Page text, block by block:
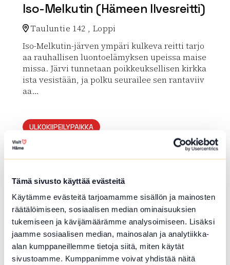
Tämä sivusto käyttää evästeitä
Käytämme evästeitä tarjoamamme sisällön ja mainosten
räätälöimiseen, sosiaalisen median ominaisuuksien
tukemiseen ja kävijämäärämme analysoimiseen. Lisäksi
jaamme sosiaalisen median, mainosalan ja analytiikka-
alan kumppaneillemme tietoja siitä, miten käytät
sivustoamme. Kumppanimme voivat yhdistää näitä
Iso-Melkutin (Hämeen Ilvesreitti)
Tauluntie 142 , Loppi
Iso-Melkutin-järven ympäri kulkeva reitti tarjo
aa rauhallisen luontoelämyksen upeissa maise
missa. Järvi tunnetaan poikkeuksellisen kirkka
ista vesistään, ja polku seurailee sen rantaviiv
aa...
ULKOKIIPEILYPAIKKA
Flowpark Ahvenisto
Useita vaijeriratoja puiden väleissä eri korkeu
ksissa. Auki aukioloaikoina tai sovittaessa mui
na aikoina.
Lue lisää luontokohteesta Flowpark Ahvenisto
array(0) { }